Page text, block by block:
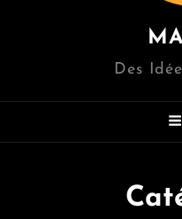
Des